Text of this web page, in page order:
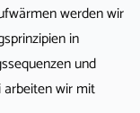
werden wir
in
und
wir mit